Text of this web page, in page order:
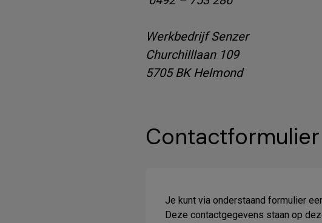
Werkbedrijf Senzer
Churchilllaan 109
5705 BK Helmond
Contactformulier
Je kunt via onderstaand formulier
Deze contactgegevens staan op